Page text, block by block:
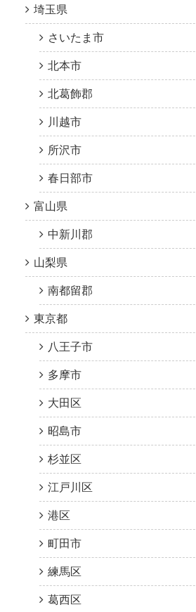
埼玉県
さいたま市
北本市
北葛飾郡
川越市
所沢市
春日部市
富山県
中新川郡
山梨県
南都留郡
東京都
八王子市
多摩市
大田区
昭島市
杉並区
江戸川区
港区
町田市
練馬区
葛西区